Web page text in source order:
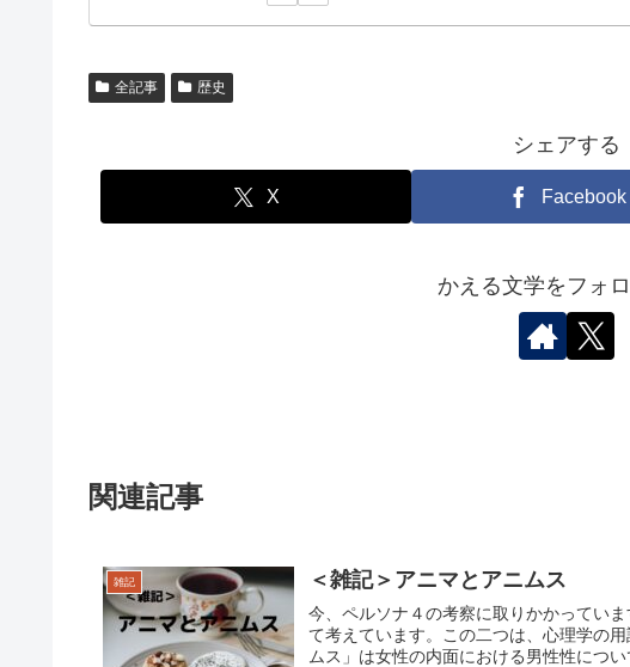
全記事 歴史
シェアする
X Facebook
かえる文学をフォ
関連記事
雑記 ＜雑記＞アニマとアニムス
今、ペルソナ４の考察に取りかかってい
て考えています。この二つは、心理学の
ムス」は女性の内面における男性性につい